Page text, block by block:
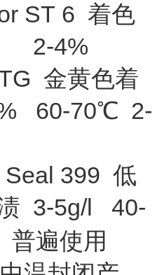
ST 6 着色
2-4%
金黄色着
60-70℃ 2-
399 低
3-5g/l 40-
遍使用